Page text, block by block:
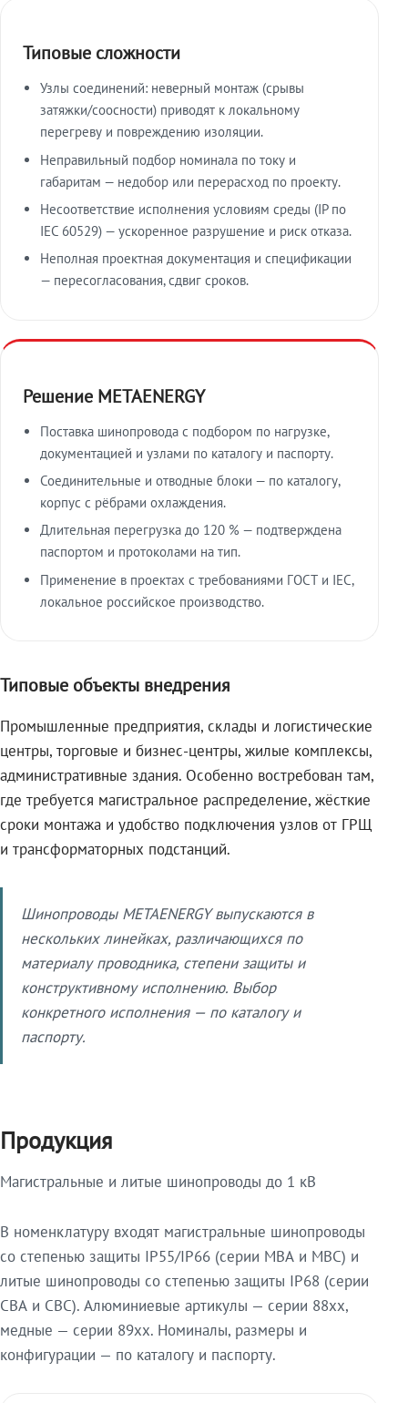
Типовые сложности
Узлы соединений: неверный монтаж (срывы
затяжки/соосности) приводят к локальному
перегреву и повреждению изоляции.
Неправильный подбор номинала по току и
габаритам — недобор или перерасход по проекту.
Несоответствие исполнения условиям среды (IP по
IEC 60529) — ускоренное разрушение и риск отказа.
Неполная проектная документация и спецификации
— пересогласования, сдвиг сроков.
Решение METAENERGY
Поставка шинопровода с подбором по нагрузке,
документацией и узлами по каталогу и паспорту.
Соединительные и отводные блоки — по каталогу,
корпус с рёбрами охлаждения.
Длительная перегрузка до 120 % — подтверждена
паспортом и протоколами на тип.
Применение в проектах с требованиями ГОСТ и IEC,
локальное российское производство.
Типовые объекты внедрения
Промышленные предприятия, склады и логистические
центры, торговые и бизнес-центры, жилые комплексы,
административные здания. Особенно востребован там,
где требуется магистральное распределение, жёсткие
сроки монтажа и удобство подключения узлов от ГРЩ
и трансформаторных подстанций.
Шинопроводы METAENERGY выпускаются в
нескольких линейках, различающихся по
материалу проводника, степени защиты и
конструктивному исполнению. Выбор
конкретного исполнения — по каталогу и
паспорту.
Продукция
Магистральные и литые шинопроводы до 1 кВ
В номенклатуру входят магистральные шинопроводы
со степенью защиты IP55/IP66 (серии МВА и МВС) и
литые шинопроводы со степенью защиты IP68 (серии
СВА и СВС). Алюминиевые артикулы — серии 88xx,
медные — серии 89xx. Номиналы, размеры и
конфигурации — по каталогу и паспорту.